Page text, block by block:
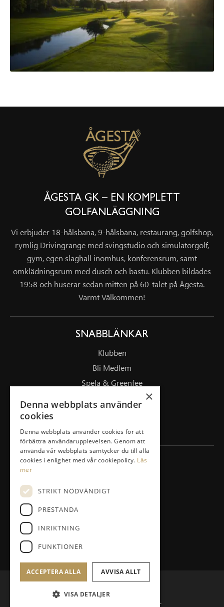
SNABBLÄNKAR
Klubben
Bli Medlem
Spela & Greenfee
Masterplan/Pierre Fulke
Företag
ÅGESTA GK – EN KOMPLETT
GOLFANLÄGGNING
Vi erbjuder 18-hålsbana, 9-hålsbana, restaurang, golfshop,
rymlig Drivingrange med svingstudio och simulatorgolf,
gym, egen slaghall inomhus, konferensrum, samt
omklädningsrum med dusch och bastu. Klubben bildades
1958 och huserar sedan mitten på 60-talet på Ågesta.
Varmt Välkommen!
KONTAKT
Administration
×
Denna webbplats använder
cookies
Denna webbplats använder cookies för att
förbättra användarupplevelsen. Genom att
använda vår webbplats samtycker du till alla
cookies i enlighet med vår cookiepolicy. Läs
mer
STRIKT NÖDVÄNDIGT
PRESTANDA
INRIKTNING
FUNKTIONER
ACCEPTERA ALLA AVVISA ALLT
VISA DETALJER